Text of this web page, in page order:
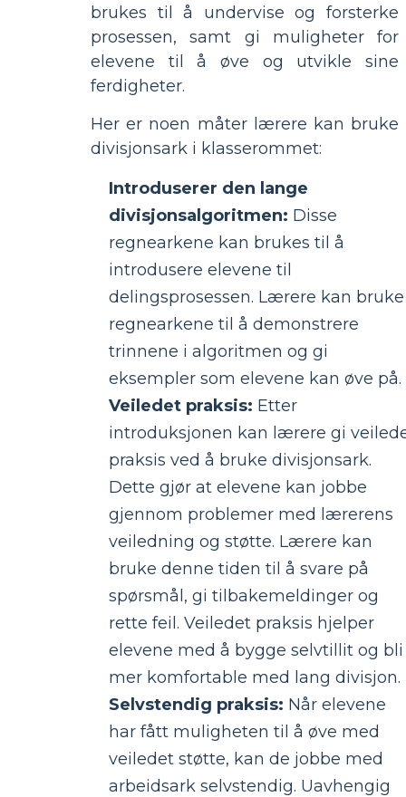
brukes til å undervise og forsterke
prosessen, samt gi muligheter for
elevene til å øve og utvikle sine
ferdigheter.
Her er noen måter lærere kan bruke
divisjonsark i klasserommet:
Introduserer den lange
divisjonsalgoritmen: Disse
regnearkene kan brukes til å
introdusere elevene til
delingsprosessen. Lærere kan bruke
regnearkene til å demonstrere
trinnene i algoritmen og gi
eksempler som elevene kan øve på.
Veiledet praksis: Etter
introduksjonen kan lærere gi
praksis ved å bruke divisjonsark.
Dette gjør at elevene kan jobbe
gjennom problemer med lærerens
veiledning og støtte. Lærere kan
bruke denne tiden til å svare på
spørsmål, gi tilbakemeldinger og
rette feil. Veiledet praksis hjelper
elevene med å bygge selvtillit og bli
mer komfortable med lang divisjon.
Selvstendig praksis: Når elevene
har fått muligheten til å øve med
veiledet støtte, kan de jobbe med
arbeidsark selvstendig. Uavhengig